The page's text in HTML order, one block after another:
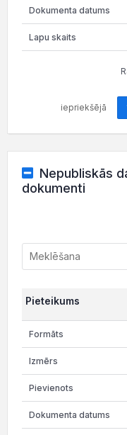
iepriekšējā
Nepubliskās
dokumenti
Pieteikums